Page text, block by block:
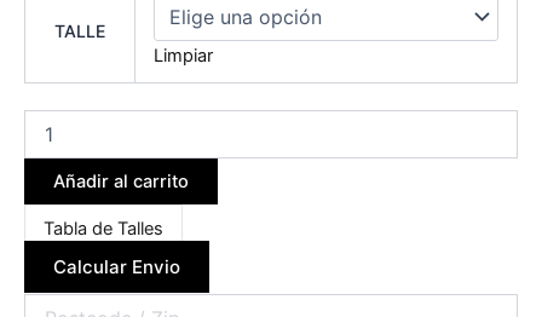
TALLE
Limpiar
Añadir al carrito
Tabla de Talles
Calcular Envio